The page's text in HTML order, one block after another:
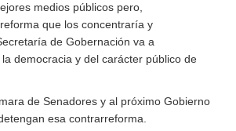
medios públicos pero,
que los concentraría y
de Gobernación va a
democracia y del carácter público de
de Senadores y al próximo Gobierno
esa contrarreforma.